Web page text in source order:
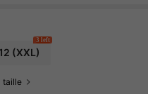
12 (XXL)
3 left
taille